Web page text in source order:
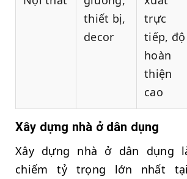
thiết bị,
decor
trực
tiếp, độ
hoàn
thiện
cao
Xây dựng nhà ở dân dụng
Xây dựng nhà ở dân dụng
chiếm tỷ trọng lớn nhất